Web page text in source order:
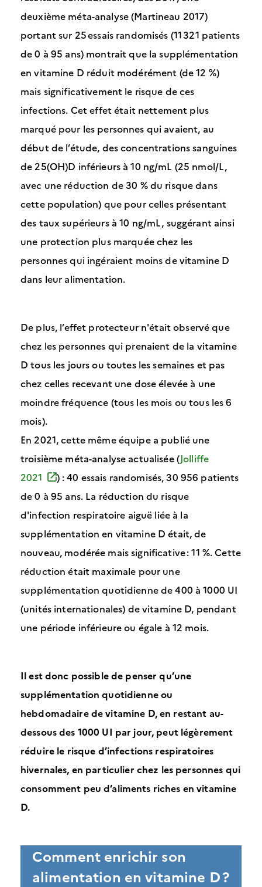
deuxième méta-analyse (Martineau 2017)
portant sur 25 essais randomisés (11 321 patients
de 0 à 95 ans) montrait que la supplémentation
en vitamine D réduit modérément (de 12 %)
mais significativement le risque de ces
infections. Cet effet était nettement plus
marqué pour les personnes qui avaient, au
début de l’étude, des concentrations sanguines
de 25(OH)D inférieurs à 10 ng/mL (25 nmol/L,
avec une réduction de 30 % du risque dans
cette population) que pour celles présentant
des taux supérieurs à 10 ng/mL, suggérant ainsi
une protection plus marquée chez les
personnes qui ingéraient moins de vitamine D
dans leur alimentation.
De plus, l’effet protecteur n'était observé que
chez les personnes qui prenaient de la vitamine
D tous les jours ou toutes les semaines et pas
chez celles recevant une dose élevée à une
moindre fréquence (tous les mois ou tous les 6
mois).
En 2021, cette même équipe a publié une
troisième méta-analyse actualisée (Jolliffe
2021
) : 40 essais randomisés, 30 956 patients
de 0 à 95 ans. La réduction du risque
d'infection respiratoire aiguë liée à la
supplémentation en vitamine D était, de
nouveau, modérée mais significative : 11 %. Cette
réduction était maximale pour une
supplémentation quotidienne de 400 à 1000 UI
(unités internationales) de vitamine D, pendant
une période inférieure ou égale à 12 mois.
Il est donc possible de penser qu’une
supplémentation quotidienne ou
hebdomadaire de vitamine D, en restant au-
dessous des 1000 UI par jour, peut légèrement
réduire le risque d’infections respiratoires
hivernales, en particulier chez les personnes qui
consomment peu d’aliments riches en vitamine
D.
Comment enrichir son
alimentation en vitamine D ?